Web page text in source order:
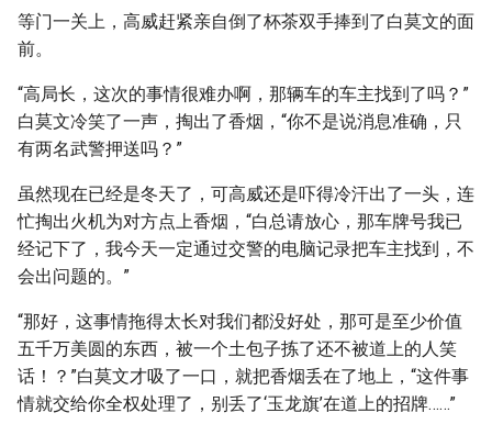
等门一关上，高威赶紧亲自倒了杯茶双手捧到了白莫文的面
前。
“高局长，这次的事情很难办啊，那辆车的车主找到了吗？”
白莫文冷笑了一声，掏出了香烟，“你不是说消息准确，只
有两名武警押送吗？”
虽然现在已经是冬天了，可高威还是吓得冷汗出了一头，连
忙掏出火机为对方点上香烟，“白总请放心，那车牌号我已
经记下了，我今天一定通过交警的电脑记录把车主找到，不
会出问题的。”
“那好，这事情拖得太长对我们都没好处，那可是至少价值
五千万美圆的东西，被一个土包子拣了还不被道上的人笑
话！？”白莫文才吸了一口，就把香烟丢在了地上，“这件事
情就交给你全权处理了，别丢了‘玉龙旗’在道上的招牌……”